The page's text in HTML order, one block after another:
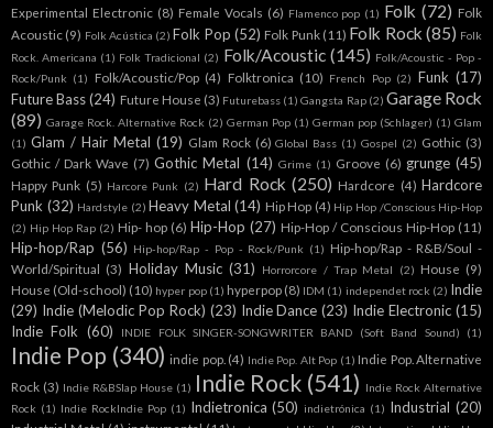
Experimental Electronic (8) Female Vocals (6) Flamenco pop (1) Folk (72) Folk
Acoustic (9) Folk Acústica (2) Folk Pop (52) Folk Punk (11) Folk Rock (85) Folk
Rock. Americana (1) Folk Tradicional (2) Folk/Acoustic (145) Folk/Acoustic - Pop -
Rock/Punk (1) Folk/Acoustic/Pop (4) Folktronica (10) French Pop (2) Funk (17)
Future Bass (24) Future House (3) Futurebass (1) Gangsta Rap (2) Garage Rock
(89) Garage Rock. Alternative Rock (2) German Pop (1) German pop (Schlager) (1) Glam
(1) Glam / Hair Metal (19) Glam Rock (6) Global Bass (1) Gospel (2) Gothic (3)
Gothic / Dark Wave (7) Gothic Metal (14) Grime (1) Groove (6) grunge (45)
Happy Punk (5) Harcore Punk (2) Hard Rock (250) Hardcore (4) Hardcore
Punk (32) Hardstyle (2) Heavy Metal (14) Hip Hop (4) Hip Hop /Conscious Hip-Hop
(2) Hip Hop Rap (2) Hip- hop (6) Hip-Hop (27) Hip-Hop / Conscious Hip-Hop (11)
Hip-hop/Rap (56) Hip-hop/Rap - Pop - Rock/Punk (1) Hip-hop/Rap - R&B/Soul -
World/Spiritual (3) Holiday Music (31) Horrorcore / Trap Metal (2) House (9)
House (Old-school) (10) hyper pop (1) hyperpop (8) IDM (1) independet rock (2) Indie
(29) Indie (Melodic Pop Rock) (23) Indie Dance (23) Indie Electronic (15)
Indie Folk (60) INDIE FOLK SINGER-SONGWRITER BAND (Soft Band Sound) (1)
Indie Pop (340) indie pop. (4) Indie Pop. Alt Pop (1) Indie Pop. Alternative
Rock (3) Indie R&BSlap House (1) Indie Rock (541) Indie Rock Alternative
Rock (1) Indie RockIndie Pop (1) Indietronica (50) indietrónica (1) Industrial (20)